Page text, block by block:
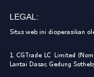
LEGAL:
Situs web ini dioperasikan
1. CGTrade LC Limited
Lantai Dasar, Gedung